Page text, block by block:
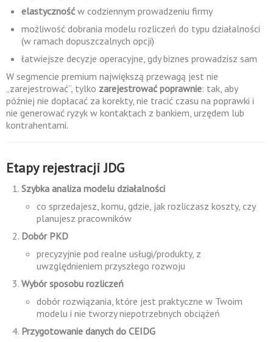
elastyczność w codziennym prowadzeniu firmy
możliwość dobrania modelu rozliczeń do typu działalności
(w ramach dopuszczalnych opcji)
łatwiejsze decyzje operacyjne, gdy biznes prowadzisz sam
W segmencie premium największą przewagą jest nie
„zarejestrować”, tylko zarejestrować poprawnie: tak, aby
później nie dopłacać za korekty, nie tracić czasu na poprawki i
nie generować ryzyk w kontaktach z bankiem, urzędem lub
kontrahentami.
Etapy rejestracji JDG
Szybka analiza modelu działalności
co sprzedajesz, komu, gdzie, jak rozliczasz koszty, czy
planujesz pracowników
Dobór PKD
precyzyjnie pod realne usługi/produkty, z
uwzględnieniem przyszłego rozwoju
Wybór sposobu rozliczeń
dobór rozwiązania, które jest praktyczne w Twoim
modelu i nie tworzy niepotrzebnych obciążeń
Przygotowanie danych do CEIDG